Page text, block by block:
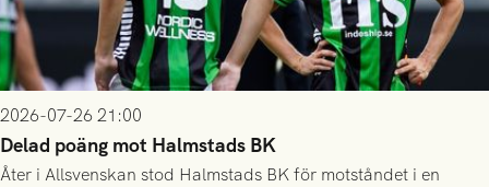
2026-07-26 21:00
Delad poäng mot Halmstads BK
Åter i Allsvenskan stod Halmstads BK för motståndet i en